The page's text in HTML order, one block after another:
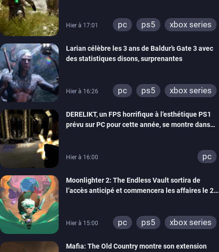
Hier à 17:01 pc ps5 xbox series
Larian célèbre les 3 ans de Baldur’s Gate 3 avec
des statistiques disons, surprenantes
Hier à 16:26 pc ps5 xbox series
DERELIKT, un FPS horrifique à l’esthétique PS1
prévu sur PC pour cette année, se montre dans
Hier à 16:00 pc
Moonlighter 2: The Endless Vault sortira de
l’accès anticipé et commencera les affaires le 2
Hier à 15:00 pc ps5 xbox series
Mafia: The Old Country montre son extension